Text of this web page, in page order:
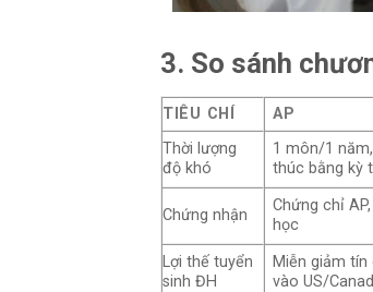
3. So sánh
TIÊU CHÍ AP
Thời lượng
độ khó
1 môn/1
thúc bằng kỳ
Chứng nhận
Chứng chỉ
học
Lợi thế tuyển
sinh ĐH
Miễn giảm
vào US/